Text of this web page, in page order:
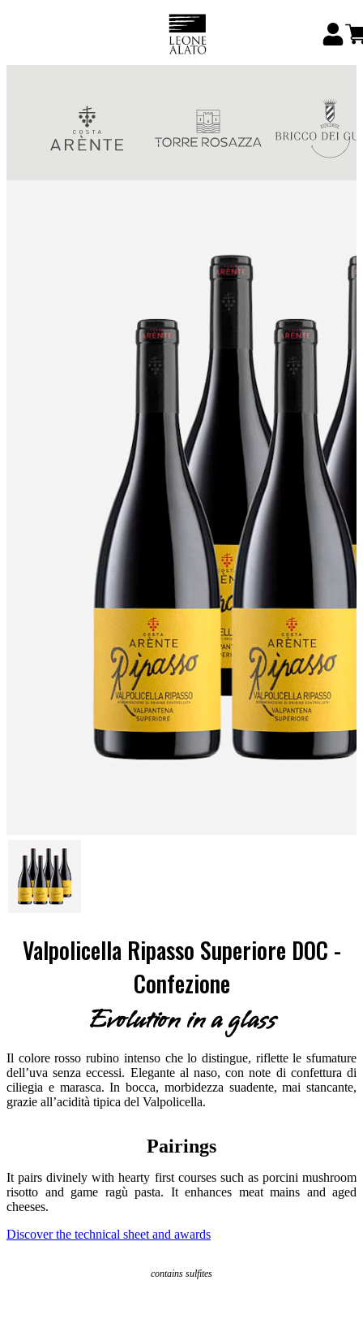
Valpolicella Ripasso Superiore DOC -
Confezione
Evolution in a glass
Il colore rosso rubino intenso che lo distingue, riflette le sfumature
dell’uva senza eccessi. Elegante al naso, con note di confettura di
ciliegia e marasca. In bocca, morbidezza suadente, mai stancante,
grazie all’acidità tipica del Valpolicella.
Pairings
It pairs divinely with hearty first courses such as porcini mushroom
risotto and game ragù pasta. It enhances meat mains and aged
cheeses.
Discover the technical sheet and awards
contains sulfites